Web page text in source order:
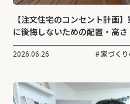
【注文住宅のコンセント計画
に後悔しないための配置・高
2026.06.26 家づく